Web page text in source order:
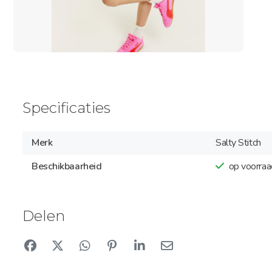
Specificaties
Merk
Salty Stitch
Beschikbaarheid
op
Delen